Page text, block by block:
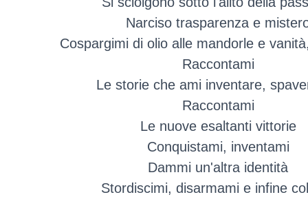
Narciso trasparenza e
Cospargimi di olio alle mandorle e
Raccontami
Le storie che ami inventare,
Raccontami
Le nuove esaltanti vittorie
Conquistami, inventami
Dammi un'altra identità
Stordiscimi, disarmami e infine